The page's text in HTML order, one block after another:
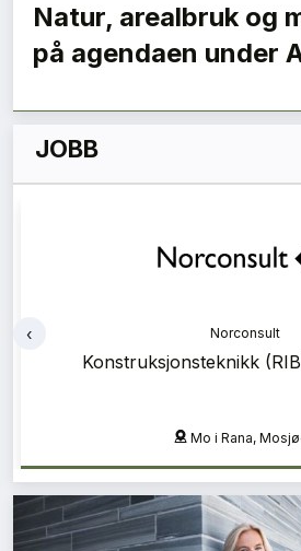
Natur, arealbruk og
på agendaen under
JOBB
Norconsult
Prosjektadministrasjon
Mo i Rana,
‹